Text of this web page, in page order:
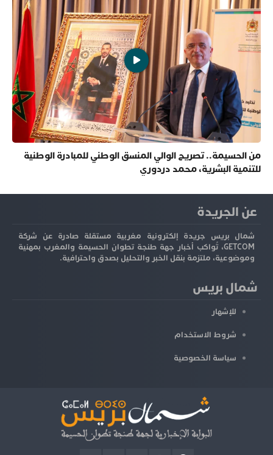
من الحسيمة.. تصريح الوالي المنسق الوطني للمبادرة الوطنية
للتنمية البشرية، محمد دردوري
عن الجريدة
شمال بريس جريدة إلكترونية مغربية مستقلة صادرة عن شركة
GETCOM، تُواكب أخبار جهة طنجة تطوان الحسيمة والمغرب بمهنية
وموضوعية، ملتزمة بنقل الخبر والتحليل بصدق واحترافية.
شمال بريس
للإشهار
شروط الاستخدام
سياسة الخصوصية